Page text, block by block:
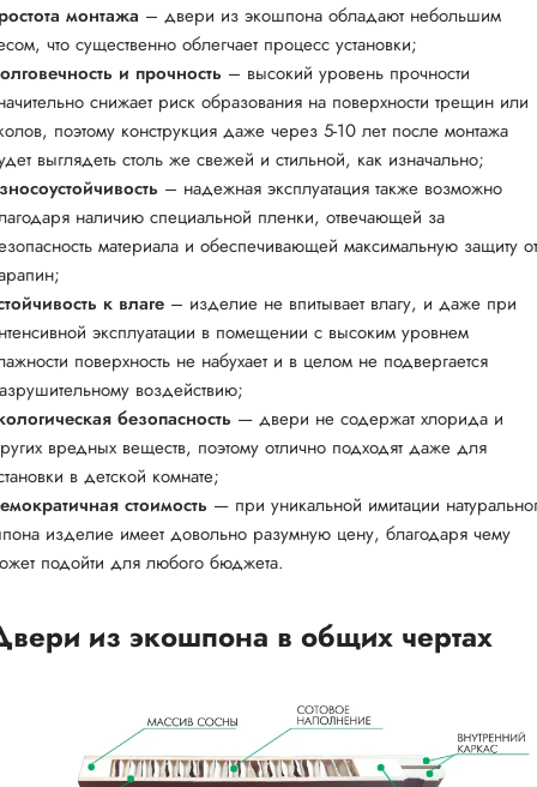
монтажа – двери из экошпона обладают небольшим
что существенно облегчает процесс установки;
и прочность – высокий уровень прочности
снижает риск образования на поверхности трещин или
поэтому конструкция даже через 5-10 лет после монтажа
выглядеть столь же свежей и стильной, как изначально;
– надежная эксплуатация также возможно
наличию специальной пленки, отвечающей за
материала и обеспечивающей максимальную защиту от
к влаге – изделие не впитывает влагу, и даже при
эксплуатации в помещении с высоким уровнем
поверхность не набухает и в целом не подвергается
воздействию;
безопасность — двери не содержат хлорида и
вредных веществ, поэтому отлично подходят даже для
в детской комнате;
стоимость — при уникальной имитации
изделие имеет довольно разумную цену, благодаря чему
подойти для любого бюджета.
из экошпона в общих чертах